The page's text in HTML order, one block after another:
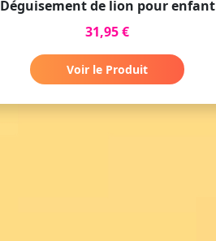
Déguisement de lion pour enfant
31,95 €
Voir le Produit